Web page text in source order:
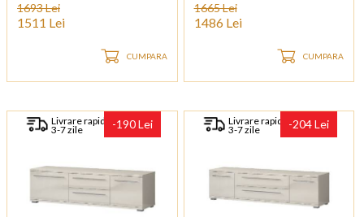
1693 Lei
1511 Lei
CUMPARA
1665 Lei
1486 Lei
CUMPARA
Livrare rapida
3-7 zile -190 Lei Livrare rapida
3-7 zile -204 Lei